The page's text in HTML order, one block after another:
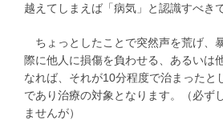
越えてしまえば「病気」と認識すべきで
ちょっとしたことで突然声を荒げ、
際に他人に損傷を負わせる、あるいは
なれば、それが10分程度で治まったと
であり治療の対象となります。（必ず
ませんが）